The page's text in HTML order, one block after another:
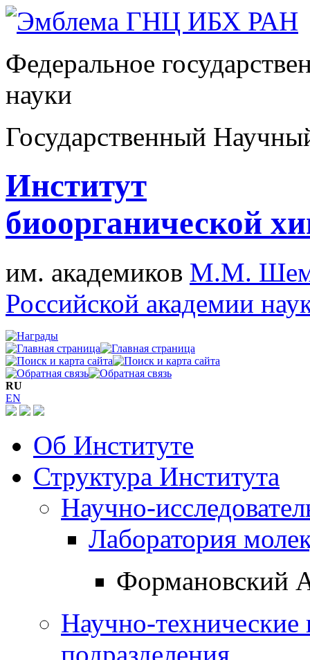
Федеральное
науки
Государственный
Институт
биоорганической
им. академиков М.М.
Российской академии
RU
EN
Об Институте
Структура Института
Научно-
Лаборатория
Формановский
Научно-технические
подразделения